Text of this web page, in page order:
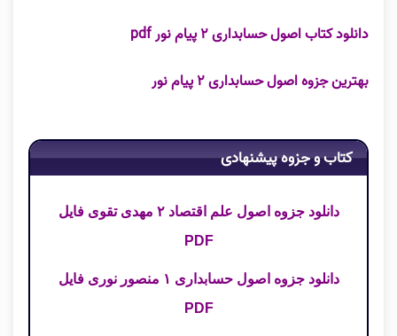
دانلود کتاب اصول حسابداری ۲ پیام نور pdf
بهترین جزوه اصول حسابداری ۲ پیام نور
کتاب و جزوه پیشنهادی
دانلود جزوه اصول علم اقتصاد ۲ مهدی تقوی فایل
PDF
دانلود جزوه اصول حسابداری ۱ منصور نوری فایل
PDF